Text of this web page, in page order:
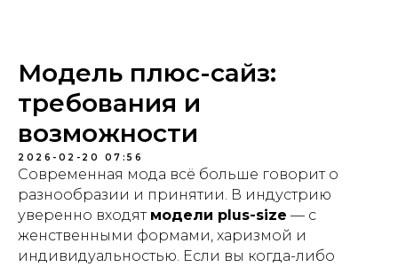
Модель плюс-сайз:
требования и
возможности
2026-02-20 07:56
Современная мода всё больше говорит о
разнообразии и принятии. В индустрию
уверенно входят модели plus-size — с
женственными формами, харизмой и
индивидуальностью. Если вы когда-либо